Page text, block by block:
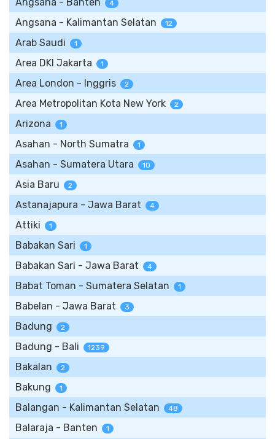
4
Angsana - Kalimantan Selatan 12
Arab Saudi 1
Area DKI Jakarta 1
Area London - Inggris 2
Area Metropolitan Kota New York 2
Arizona 1
Asahan - North Sumatra 1
Asahan - Sumatera Utara 10
Asia Baru 2
Astanajapura - Jawa Barat 4
Attiki 1
Babakan Sari 1
Babakan Sari - Jawa Barat 4
Babat Toman - Sumatera Selatan 1
Babelan - Jawa Barat 3
Badung 2
Badung - Bali 1239
Bakalan 2
Bakung 1
Balangan - Kalimantan Selatan 48
Balaraja - Banten 1